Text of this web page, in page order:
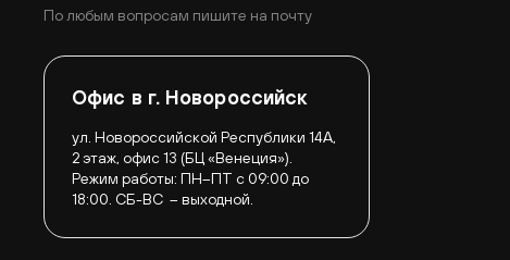
По любым вопросам пишите на почту
Офис в г. Новороссийск
ул. Новороссийской Республики 14А,
2 этаж, офис 13 (БЦ «Венеция»).
Режим работы: ПН–ПТ с 09:00 до
18:00. СБ-ВС – выходной.